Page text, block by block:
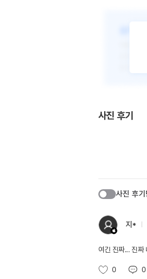
사진 후기
사진 후기
지*
여긴 진짜... 진짜
0 0